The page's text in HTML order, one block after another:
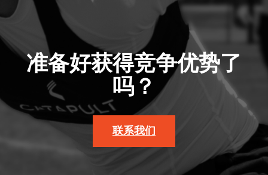
准备好获得竞争优势了
吗？
联系我们